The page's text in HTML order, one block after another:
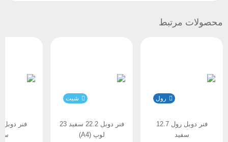
محصولات مرتبط
رول
فنر دوبل رول 12.7
سفید
شیت
فنر دوبل 22.2 سفید 23
لوپ (A4)